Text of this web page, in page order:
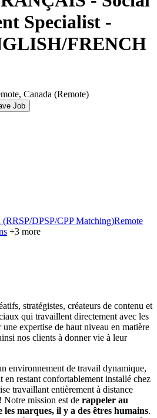
Specialist -
FRENCH
Canada (Remote)
Job
(RRSP/DPSP/CPP Matching)Remote
+3 more
stratégistes, créateurs de contenu et
qui travaillent directement avec les
expertise de haut niveau en matière
nos clients à donner vie à leur
environnement de travail dynamique,
en restant confortablement installé chez
travaillant entièrement à distance
Notre mission est de rappeler au
marques, il y a des êtres humains.